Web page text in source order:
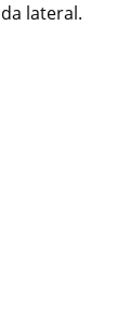
lateral.